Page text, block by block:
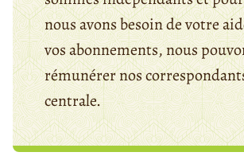
nous avons besoin de votre
vos abonnements, nous
rémunérer nos
centrale.